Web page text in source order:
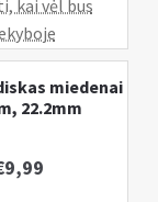
kai vėl bus
miedenai
22.2mm
9,99